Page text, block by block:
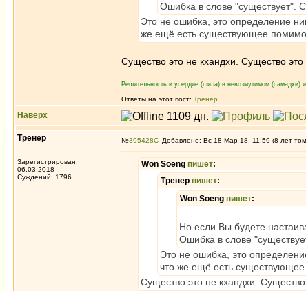
Ошибка в слове "существует".
Это не ошибка, это определение
же ещё есть существующее помимо
Существо это не кхандхи. Существо
Решительность и усердие (шила) в невозмутимом (самадхи)
Ответы на этот пост: Тренер
Наверх
Тренер
Зарегистрирован:
06.03.2018
Суждений: 1796
№395428 Добавлено: Вс 18 Мар 18, 11:59 (8 лет
Won Soeng пишет:
Тренер пишет:
Won Soeng пишет:
Но если Вы будете
Ошибка в слове
Это не ошибка, это
что же ещё есть
Существо это не кхандхи.